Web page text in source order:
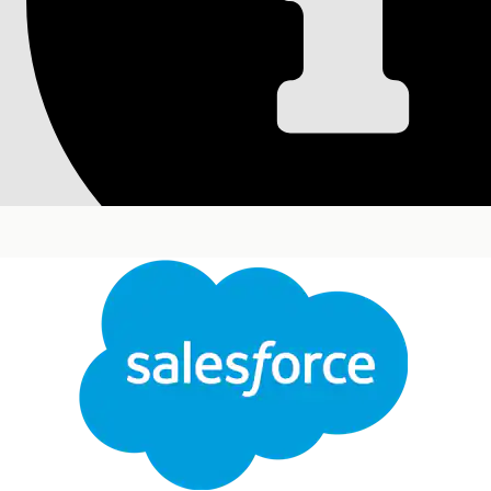
Den här texten har översatts med Salesforces maskinöversättningssystem. Mer information
Skapa efterlevnad
För att definiera ett efterlevnadsprogram, skapa
efterlevnadsprogram gäller för de områden som
Versioner som krävs
Tillgängliga i:
hanterade paketet Life Sciences Kundengagemang.
Konfigurera ett efterlevnadsprogram:
Sök fram och öppnaVårdprogrami Appstartaren.
Välj det överordnade program som är associerat
För kategorin, väljEfterlevnad av
Ange de datum som behövs för vårdprogrammet.